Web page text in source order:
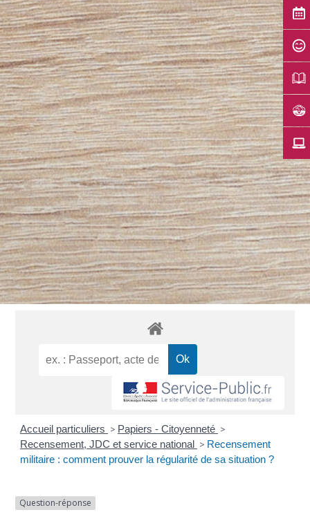
Accueil particuliers > Papiers - Citoyenneté >
Recensement, JDC et service national > Recensement
militaire : comment prouver la régularité de sa situation ?
Question-réponse